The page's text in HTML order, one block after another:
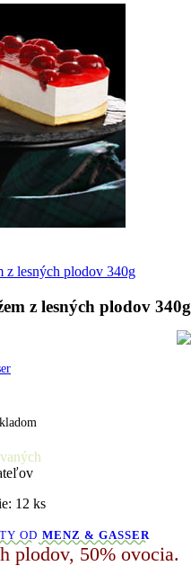
z lesných plodov 340g
12 ks
OD MENZ & GASSER
plodov, 50% ovocia.